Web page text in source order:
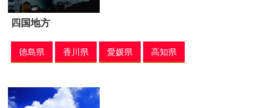
四国地方
徳島県 香川県 愛媛県 高知県